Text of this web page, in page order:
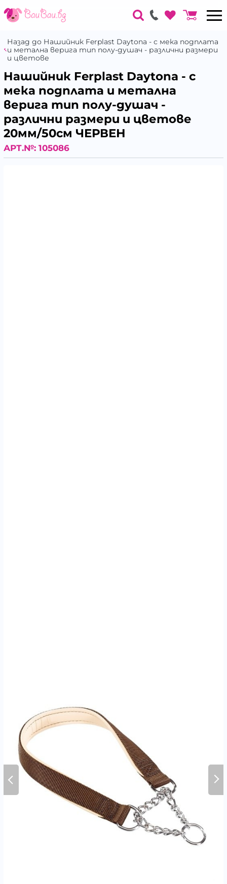
Назад до Нашийник Ferplast Daytona - с мека подплата
и метална верига тип полу-душач - различни размери
и цветове
Нашийник Ferplast Daytona - с
мека подплата и метална
верига тип полу-душач -
различни размери и цветове
20мм/50см ЧЕРВЕН
АРТ.№: 105086